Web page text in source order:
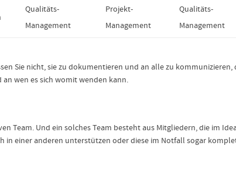
Qualitäts-
Management
Projekt-
Management
Qualitäts-
Management
Sie nicht, sie zu dokumentieren und an alle zu kommunizieren,
wen es sich womit wenden kann.
Team. Und ein solches Team besteht aus Mitgliedern, die im
in einer anderen unterstützen oder diese im Notfall sogar